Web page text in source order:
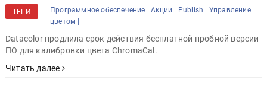
ТЕГИ Программное обеспечение | Акции | Publish |
Управление
цветом |
Datacolor продлила срок действия бесплатной пробной версии
ПО для калибровки цвета ChromaCal.
Читать далее